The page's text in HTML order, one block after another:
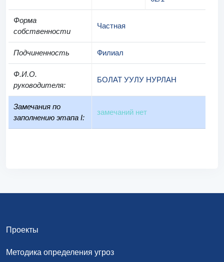
Форма
собственности
Частная
Подчиненность Филиал
Ф.И.О.
руководителя:
БОЛАТ УУЛУ НУРЛАН
Замечания по
заполнению этапа I:
замечаний нет
Проекты
Методика определения угроз